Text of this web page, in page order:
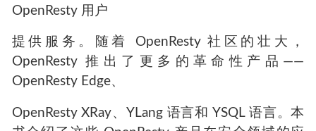
OpenResty 用户
提供服务。随着 OpenResty社区的壮大，
OpenResty推出了更多的革命性产品——
OpenResty Edge、
OpenResty XRay、 YLang 语言和 YSQL语言。本